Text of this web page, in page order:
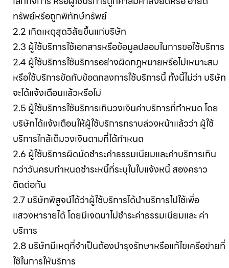
ทรัพย์หรือถูกพิทักษ์ทรัพย์
2.2 เกิดเหตุสุดวิสัยขึ้นแก่บริษัท
2.3 ผู้ใช้บริการใช้เอกสารหรือข้อมูลปลอมในการขอใช้บริการ
2.4 ผู้ใช้บริการใช้บริการอย่างผิดกฎหมายหรือไม่เหมาะสม
หรือใช้บริการขัดกับข้อตกลงการใช้บริการนี้ ทั้งนี้ไม่ว่า บริษัท
จะได้แจ้งเตือนแล้วหรือไม่
2.5 ผู้ใช้บริการใช้บริการเกินวงเงินค่าบริการที่กำหนด โดย
บริษัทได้แจ้งเตือนให้ผู้ใช้บริการทราบล่วงหน้าแล้วว่า ผู้ใช้
บริการใกล้เต็มวงเงินตามที่ได้กำหนด
2.6 ผู้ใช้บริการผิดนัดชำระค่าธรรมเนียมและค่าบริการเกิน
กว่าวันครบกำหนดชำระหนี้ที่ระบุในใบแจ้งหนี้ สองคราว
ติดต่อกัน
2.7 บริษัทพิสูจน์ได้ว่าผู้ใช้บริการได้นำบริการไปใช้เพื่อ
แสวงหารายได้ โดยมีเจตนาไม่ชำระค่าธรรมเนียมและ ค่า
บริการ
2.8 บริษัทมีเหตุที่จำเป็นต้องบำรุงรักษาหรือแก้ไขเครือข่ายที่
ใช้ในการให้บริการ